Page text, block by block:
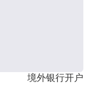
境外银行开户